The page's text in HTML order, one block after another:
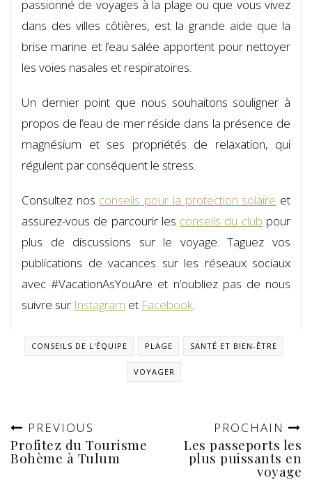
passionné de voyages à la plage ou que vous vivez
dans des villes côtières, est la grande aide que la
brise marine et l’eau salée apportent pour nettoyer
les voies nasales et respiratoires.
Un dernier point que nous souhaitons souligner à
propos de l’eau de mer réside dans la présence de
magnésium et ses propriétés de relaxation, qui
régulent par conséquent le stress.
Consultez nos conseils pour la protection solaire et
assurez-vous de parcourir les conseils du club pour
plus de discussions sur le voyage. Taguez vos
publications de vacances sur les réseaux sociaux
avec #VacationAsYouAre et n’oubliez pas de nous
suivre sur Instagram et Facebook.
CONSEILS DE L'ÉQUIPE PLAGE SANTÉ ET BIEN-ÊTRE
VOYAGER
PREVIOUS
Profitez du Tourisme
Bohème à Tulum
PROCHAIN
Les passeports les
plus puissants en
voyage